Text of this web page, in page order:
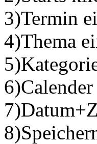
3)Termin
4)Thema